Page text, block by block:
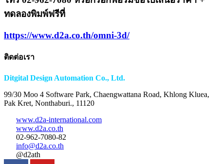
ทดลองพิมพ์ฟรีที่
https://www.d2a.co.th/omni-3d/
ติดต่อเรา
Ditgital Design Automation Co., Ltd.
99/30 Moo 4 Software Park, Chaengwattana Road, Khlong Kluea,
Pak Kret, Nonthaburi., 11120
www.d2a-international.com
www.d2a.co.th
02-962-7080-82
info@d2a.co.th
@d2ath